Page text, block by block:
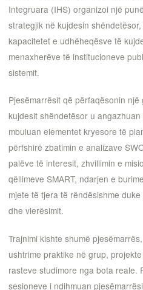
Integruara (IHS) organizoi një
strategjik në kujdesin
kapacitetet e udhëheqësve të
menaxherëve të institucioneve
sistemit.
Pjesëmarrësit që përfaqësonin
kujdesit shëndetësor u
mbuluan elementet kryesore të
përfshirë zbatimin e analizave
palëve të interesit, zhvillimin e
qëllimeve SMART, ndarjen e
mjete të tjera të rëndësishme
dhe vlerësimit.
Trajnimi kishte shumë
ushtrime praktike në grup,
rasteve studimore nga bota reale.
sesioneve i ndihmuan